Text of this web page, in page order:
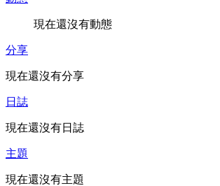
現在還沒有動態
分享
現在還沒有分享
日誌
現在還沒有日誌
主題
現在還沒有主題